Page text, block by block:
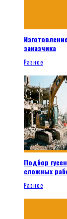
заказчика
Разное
Подбор
сложных
Разное